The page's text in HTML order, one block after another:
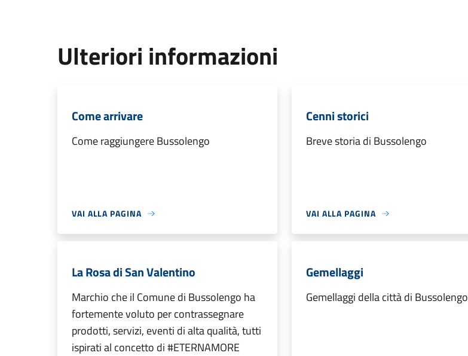
Ulteriori informazioni
Come arrivare
Come raggiungere Bussolengo
VAI ALLA PAGINA
Cenni storici
Breve storia di Bussolengo
VAI ALLA PAGINA
La Rosa di San Valentino
Marchio che il Comune di Bussolengo ha
fortemente voluto per contrassegnare
prodotti, servizi, eventi di alta qualità, tutti
ispirati al concetto di #ETERNAMORE
Gemellaggi
Gemellaggi della città di Bussolengo